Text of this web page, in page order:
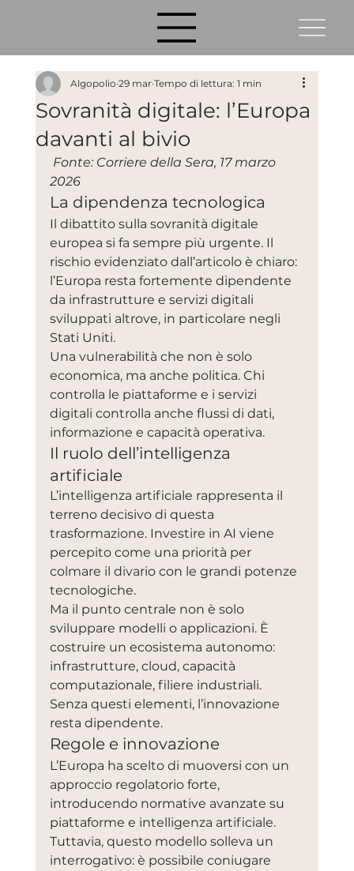
Sovranità digitale: l’Europa
davanti al bivio
Algopolio 29 mar Tempo di lettura: 1 min
Fonte: Corriere della Sera, 17 marzo
2026
La dipendenza tecnologica
Il dibattito sulla sovranità digitale
europea si fa sempre più urgente. Il
rischio evidenziato dall’articolo è chiaro:
l’Europa resta fortemente dipendente
da infrastrutture e servizi digitali
sviluppati altrove, in particolare negli
Stati Uniti.
Una vulnerabilità che non è solo
economica, ma anche politica. Chi
controlla le piattaforme e i servizi
digitali controlla anche flussi di dati,
informazione e capacità operativa.
Il ruolo dell’intelligenza
artificiale
L’intelligenza artificiale rappresenta il
terreno decisivo di questa
trasformazione. Investire in AI viene
percepito come una priorità per
colmare il divario con le grandi potenze
tecnologiche.
Ma il punto centrale non è solo
sviluppare modelli o applicazioni. È
costruire un ecosistema autonomo:
infrastrutture, cloud, capacità
computazionale, filiere industriali.
Senza questi elementi, l’innovazione
resta dipendente.
Regole e innovazione
L’Europa ha scelto di muoversi con un
approccio regolatorio forte,
introducendo normative avanzate su
piattaforme e intelligenza artificiale.
Tuttavia, questo modello solleva un
interrogativo: è possibile coniugare